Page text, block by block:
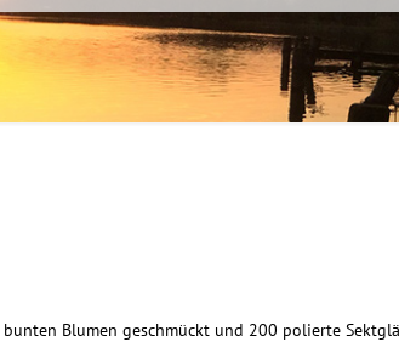
Blumen geschmückt und 200 polierte